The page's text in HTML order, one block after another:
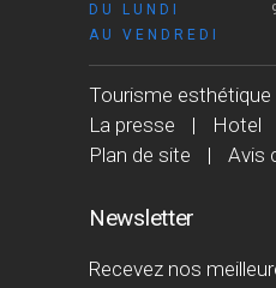
DU LUNDI
AU VENDREDI
Tourisme esthétique
La presse
Hotel
Plan de site
Avis
Newsletter
Recevez nos